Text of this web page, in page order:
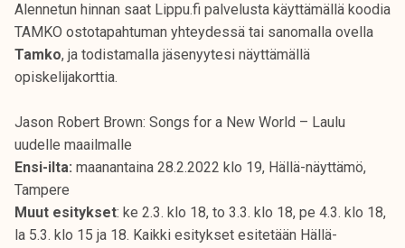
Alennetun hinnan saat Lippu.fi palvelusta käyttämällä koodia
TAMKO ostotapahtuman yhteydessä tai sanomalla ovella
Tamko, ja todistamalla jäsenyytesi näyttämällä
opiskelijakorttia.
Jason Robert Brown: Songs for a New World – Laulu
uudelle maailmalle
Ensi-ilta: maanantaina 28.2.2022 klo 19, Hällä-näyttämö,
Tampere
Muut esitykset: ke 2.3. klo 18, to 3.3. klo 18, pe 4.3. klo 18,
la 5.3. klo 15 ja 18. Kaikki esitykset esitetään Hällä-